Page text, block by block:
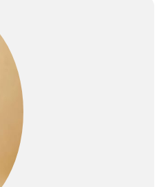
Montage suspendu |
Simple et rapide | Produit
robuste et durable ✅
Raccordement de
robinets, bondes et